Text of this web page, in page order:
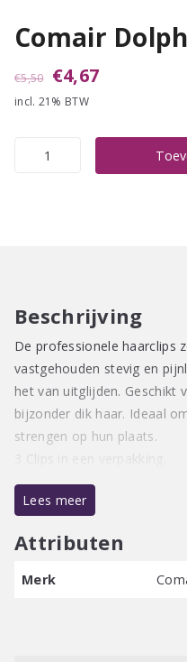
Comair
€5,50
Oorspronkelijke
prijs
€5,50.
€4,67Huidige
is:
€4,67.
incl. 21% BTW
Comair
Beschrijving
De professionele haarclips
vastgehouden stevig en
het van uitglijden. Geschikt
bijzonder dik haar. Ideaal
strengen op hun plaats.
3 Clips in een verpakking.
Lees meer
Attributen
Merk